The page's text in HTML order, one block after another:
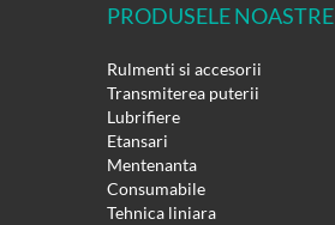
PRODUSELE NOASTRE
Rulmenti si accesorii
Transmiterea puterii
Lubrifiere
Etansari
Mentenanta
Consumabile
Tehnica liniara